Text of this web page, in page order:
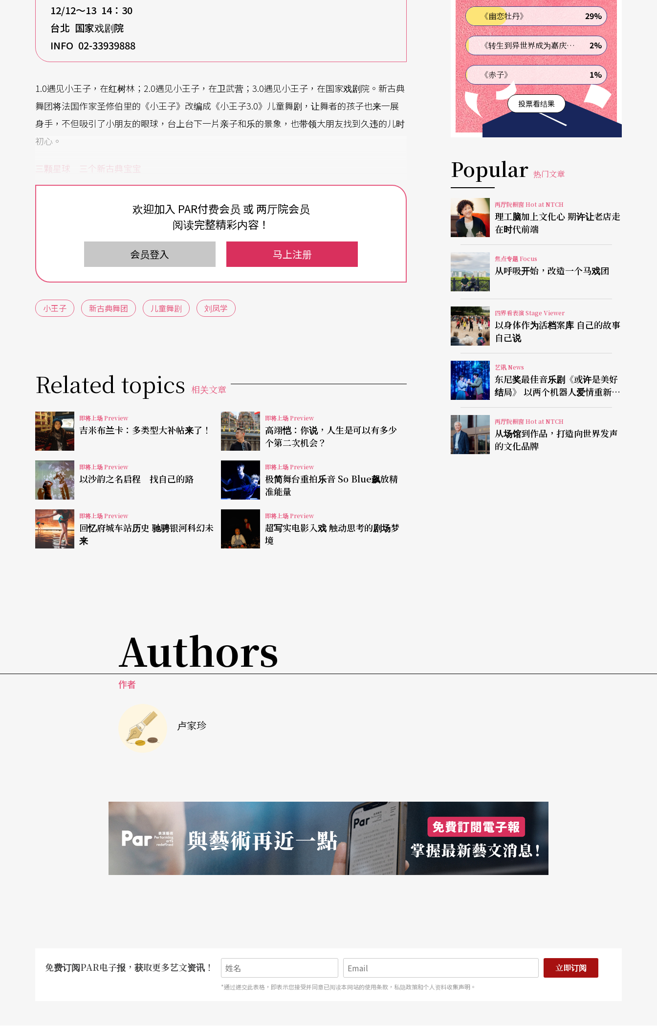
12/12～13 14：30
台北 国家戏剧院
INFO 02-33939888
1.0遇见小王子，在红树林；2.0遇见小王子，在卫武营；3.0遇见小王子，在国家戏剧院。新古典
舞团将法国作家圣修伯里的《小王子》改编成《小王子3.0》儿童舞剧，让舞者的孩子也来一展
身手，不但吸引了小朋友的眼球，台上台下一片亲子和乐的景象，也带领大朋友找到久违的儿时
初心。
三颗星球 三个新古典宝宝
故事的安排，是从小王子造访了新古典舞团的舞蹈星球开始，第一站是动物星球「德卡布鲁」，
第二站是海底星球「啵啵」，第三站是植物星球「芙拉」。三颗星球的舞蹈分别由新古典舞团的
资深舞者罗庆成、张桂菱、林维芬负责编导，他们将舞团特有的肢体语汇融入舞剧中，例如海底
星球的水蛇，牠的动作便是水袖舞蹈的延伸，因此看起来的确「新古典」经典味十足，但又不失
童趣。
新古典的地板上跑来滚去，此次他们被赋予重任，分别饰演小狮子、小丑鱼和小花等关键角色。
这些新古典宝宝年纪虽小，对于动作却很有主见，狮子该怎么跑，鱼儿该怎么游，小花该怎么
笑，都有自己的一套逻辑，而舞团艺术总监刘凤学也十分珍惜他们即兴创作的点点火花，鼓励他
们充分挥洒自己的肢体本能。
「借由台上的亲子互动，我们也很期待能拉近台下的亲子情感。」总排练林惟华说，此次刻意将
一些平日常看到的亲子动作融入剧情中，例如孩子们最喜欢被举起的「飞高高」动作，便转化为
舞蹈呈现，就是希望台下的爸爸妈妈看了之后，能将这样的亲密感觉延伸到家里。
找回孩提时的赤子之心
圣修伯里原著中的小王子，到了每一个星球，发现大人很奇怪之后，就转头离去，但《小王子3.
0》想强调的却是——所有的大人都曾经是小孩，但是他们大都忘记了！「我们希望每个小孩看得
现更立体，肢体表现也更富变化。在合唱声中，所有星球的朋友们用动作相互问候，用身体聆听
彼此的声音，从心靠近、用心看见、探索心未来。
欢迎加入 PAR付费会员 或 两厅院会员
阅读完整精彩内容！
会员登入 马上注册
小王子 新古典舞团 儿童舞剧 刘凤学
Related topics 相关文章
即将上场 Preview
吉米布兰卡：多类型大补帖来了！
即将上场 Preview
高翊恺：你说，人生是可以有多少
个第二次机会？
即将上场 Preview
以沙韵之名启程 找自己的路
即将上场 Preview
极简舞台重拍乐音 So Blue飙放精
准能量
即将上场 Preview
回忆府城车站历史 驰骋银河科幻未
来
即将上场 Preview
超写实电影入戏 触动思考的剧场梦
境
《幽恋牡丹》 29%
《转生到异世界成为嘉庆君—发现我的祖先是诈骗集团!?》 2%
《赤子》 1%
投票看结果
Popular 热门文章
两厅院橱窗 Hot at NTCH
理工脑加上文化心 期许让老店走
在时代前端
焦点专题 Focus
从呼吸开始，改造一个马戏团
四界看表演 Stage Viewer
以身体作为活档案库 自己的故事
自己说
艺讯 News
东尼奖最佳音乐剧《或许是美好
结局》 以两个机器人爱情重新凝
视有限人生
两厅院橱窗 Hot at NTCH
从场馆到作品，打造向世界发声
的文化品牌
Authors
作者
卢家珍
免费订阅PAR电子报，获取更多艺文资讯！ 立即订阅
*通过递交此表格，即表示您接受并同意已阅读本网站的使用条款，私隐政策和个人资料收集声明。